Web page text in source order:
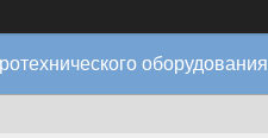
оборудования